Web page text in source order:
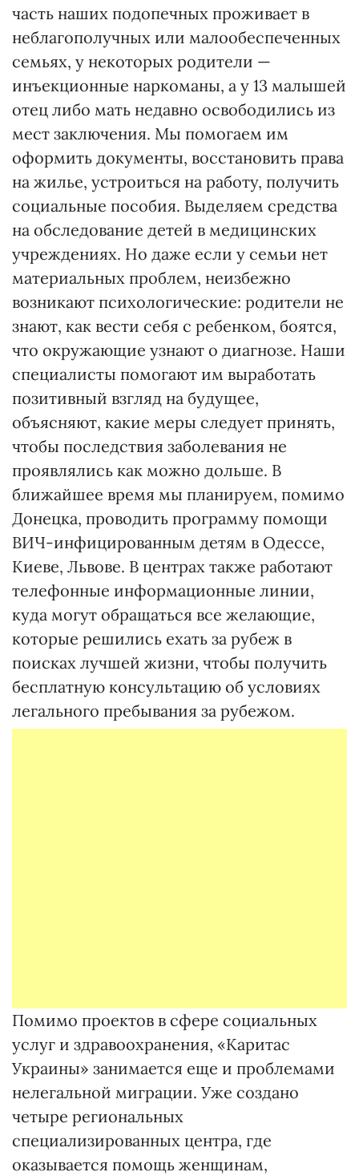
часть наших подопечных проживает в
неблагополучных или малообеспеченных
семьях, у некоторых родители —
инъекционные наркоманы, а у 13 малышей
отец либо мать недавно освободились из
мест заключения. Мы помогаем им
оформить документы, восстановить права
на жилье, устроиться на работу, получить
социальные пособия. Выделяем средства
на обследование детей в медицинских
учреждениях. Но даже если у семьи нет
материальных проблем, неизбежно
возникают психологические: родители не
знают, как вести себя с ребенком, боятся,
что окружающие узнают о диагнозе. Наши
специалисты помогают им выработать
позитивный взгляд на будущее,
объясняют, какие меры следует принять,
чтобы последствия заболевания не
проявлялись как можно дольше. В
ближайшее время мы планируем, помимо
Донецка, проводить программу помощи
ВИЧ-инфицированным детям в Одессе,
Киеве, Львове. В центрах также работают
телефонные информационные линии,
куда могут обращаться все желающие,
которые решились ехать за рубеж в
поисках лучшей жизни, чтобы получить
бесплатную консультацию об условиях
легального пребывания за рубежом.
Помимо проектов в сфере социальных
услуг и здравоохранения, «Каритас
Украины» занимается еще и проблемами
нелегальной миграции. Уже создано
четыре региональных
специализированных центра, где
оказывается помощь женщинам,